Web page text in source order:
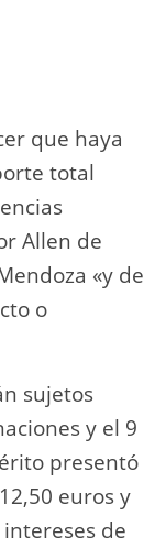
que haya
total
Allen de
«y de
o
sujetos
y el 9
presentó
euros y
de